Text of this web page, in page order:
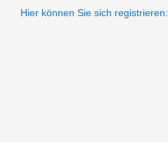
Hier können Sie sich registrieren: